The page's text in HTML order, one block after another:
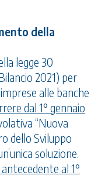
della
legge 30
2021) per
alle banche
dal 1° gennaio
“Nuova
dello Sviluppo
soluzione.
al 1°